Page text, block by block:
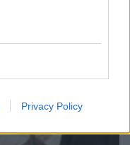
Privacy Policy